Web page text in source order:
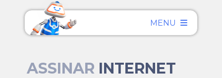
MENU
ASSINAR INTERNET